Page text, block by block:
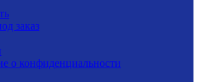
заказ
о конфиденциальности